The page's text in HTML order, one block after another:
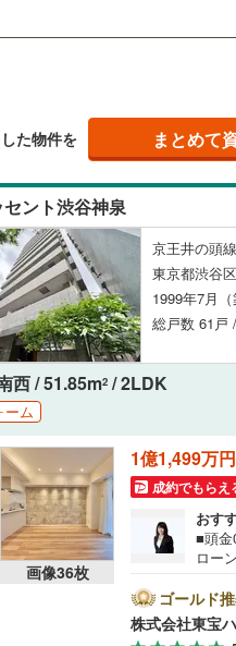
た物件を まとめて
ント渋谷神泉
京王井の頭
東京都渋谷
1999年7月（
総戸数 61戸
西 / 51.85m2 / 2LDK
ーム
画像36枚
1億1,499万円
成約でもらえ
おす
■頭金
ロー
キャ
ンか
い。
ゴールド
株式会社東宝
国 鳥取
福岡
該当物件0件
該当物件0件
該当物件0件
大湊線(0)
男鹿線(16)
羽越本線 (
飯山線
0
湘南新宿
外房線(99
成田線(45
東金線(11
南武線(
横浜線 (
該当物件0件
該当物件0件
管理・管理規
配置、向き
階下に住
構造・規模・
大規模（
立地
最寄りの
共用施設
コンシェ
該当物件0件